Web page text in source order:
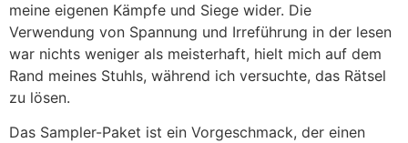
meine eigenen Kämpfe und Siege wider. Die
Verwendung von Spannung und Irreführung in der lesen
war nichts weniger als meisterhaft, hielt mich auf dem
Rand meines Stuhls, während ich versuchte, das Rätsel
zu lösen.
Das Sampler-Paket ist ein Vorgeschmack, der einen